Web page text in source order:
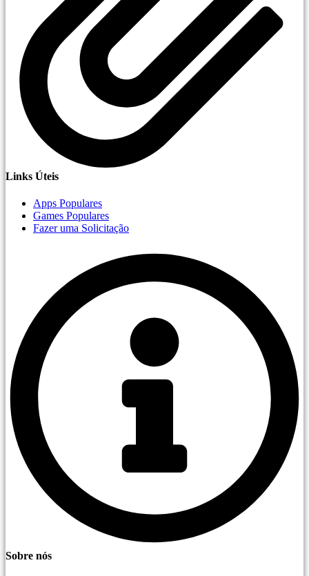
Links Úteis
Apps Populares
Games Populares
Fazer uma Solicitação
Sobre nós